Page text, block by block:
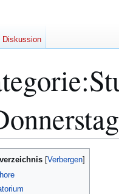
:
Diskussion